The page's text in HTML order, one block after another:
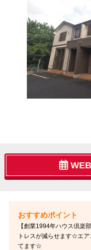
【創業1994年ハウス倶楽
トレスが減らせます☆エ
てます☆